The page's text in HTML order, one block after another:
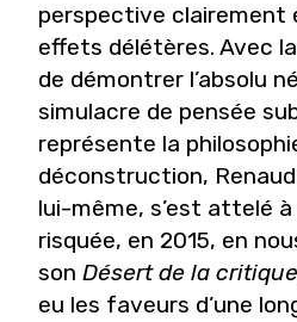
perspective clairement
effets délétères. Avec
de démontrer l’absolu
simulacre de pensée
représente la
déconstruction,
lui-même, s’est attelé
risquée, en 2015, en
son Désert de la critique
eu les faveurs d’une